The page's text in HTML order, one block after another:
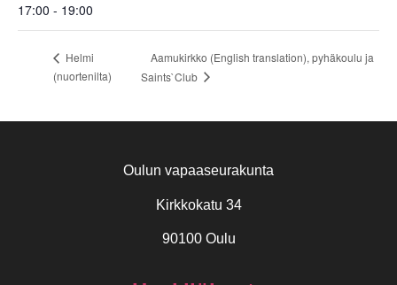
17:00 - 19:00
Helmi
(nuortenilta)
Aamukirkko (English translation), pyhäkoulu ja
Saints`Club
Oulun vapaaseurakunta
Kirkkokatu 34
90100 Oulu